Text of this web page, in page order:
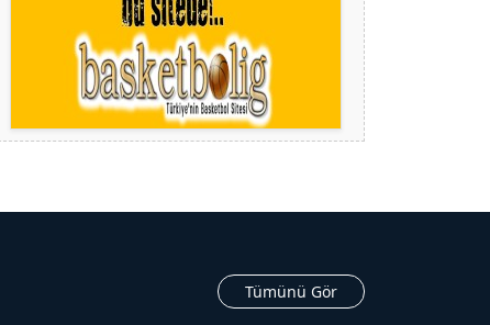
Köşe Yazarı
ERDAL İZGİ
Köşe Yazarı
ATİLLA KÖPRÜLÜOĞLU
Tümünü Gör